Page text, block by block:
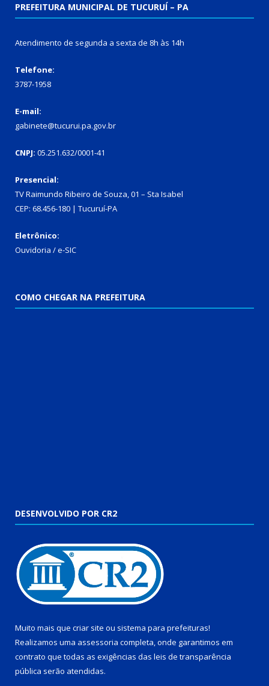
PREFEITURA MUNICIPAL DE TUCURUÍ – PA
Atendimento de segunda a sexta de 8h às 14h
Telefone:
3787-1958
E-mail:
gabinete@tucurui.pa.gov.br
CNPJ: 05.251.632/0001-41
Presencial:
TV Raimundo Ribeiro de Souza, 01 – Sta Isabel
CEP: 68.456-180 | Tucuruí-PA
Eletrônico:
Ouvidoria /e-SIC
COMO CHEGAR NA PREFEITURA
DESENVOLVIDO POR CR2
Muito mais que criar site ou sistema para prefeituras!
Realizamos uma assessoria completa, onde garantimos em
contrato que todas as exigências das leis de transparência
pública serão atendidas.